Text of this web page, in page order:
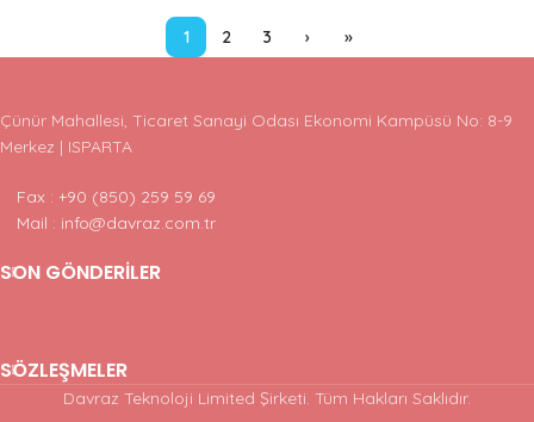
1 2 3 › »
Çünür Mahallesi, Ticaret Sanayi Odası Ekonomi Kampüsü No: 8-9
Merkez | ISPARTA
Fax : +90 (850) 259 59 69
Mail : info@davraz.com.tr
SON GÖNDERILER
SÖZLEŞMELER
Davraz Teknoloji Limited Şirketi. Tüm Hakları Saklıdır.